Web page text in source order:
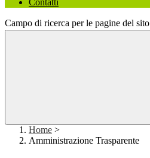
Contatti
Campo di ricerca per le pagine del sito
Home >
Amministrazione Trasparente